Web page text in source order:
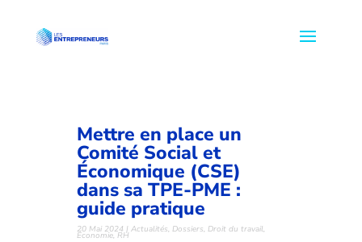
Mettre en place un
Comité Social et
Économique (CSE)
dans sa TPE-PME :
guide pratique
20 Mai 2024 |Actualités,Dossiers,Droit du travail,
Économie,RH